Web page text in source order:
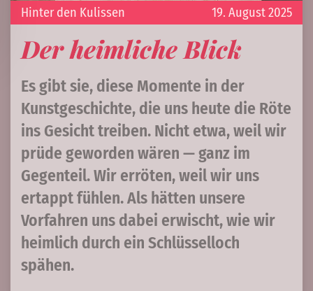
19. August 2025
Hinter den Kulissen
Der heimliche Blick
Es gibt sie, diese Momente in der
Kunstgeschichte, die uns heute die Röte
ins Gesicht treiben. Nicht etwa, weil wir
prüde geworden wären — ganz im
Gegenteil. Wir erröten, weil wir uns
ertappt fühlen. Als hätten unsere
Vorfahren uns dabei erwischt, wie wir
heimlich durch ein Schlüsselloch
spähen.